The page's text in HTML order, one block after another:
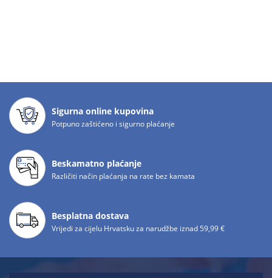
Sigurna online kupovina
Potpuno zaštićeno i sigurno plaćanje
Beskamatno plaćanje
Različiti način plaćanja na rate bez kamata
Besplatna dostava
Vrijedi za cijelu Hrvatsku za narudžbe iznad 59,99 €